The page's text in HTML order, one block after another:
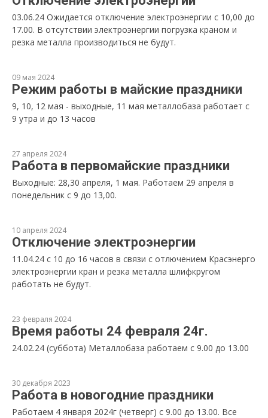
03.06.24 Ожидается отключение электроэнергии с 10,00 до
17.00. В отсутствии электроэнергии погрузка краном и
резка металла производиться не будут.
09 мая 2024
Режим работы в майские праздники
9, 10, 12 мая - выходные, 11 мая металлобаза работает с
9 утра и до 13 часов
27 апреля 2024
Работа в первомайские праздники
Выходные: 28,30 апреля, 1 мая. Работаем 29 апреля в
понедельник с 9 до 13,00.
10 апреля 2024
Отключение электроэнергии
11.04.24 с 10 до 16 часов в связи с отлючением Красэнерго
электроэнергии кран и резка металла шлифкругом
работать не будут.
23 февраля 2024
Время работы 24 февраля 24г.
24.02.24 (суббота) Металлобаза работаем с 9.00 до 13.00
30 декабря 2023
Работа в новогодние праздники
Работаем 4 января 2024г (четверг) с 9.00 до 13.00. Все